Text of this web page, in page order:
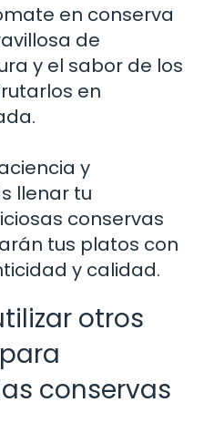
en conserva
de
y el sabor de los
en
y
llenar tu
conservas
tus platos con
y calidad.
otros
conservas